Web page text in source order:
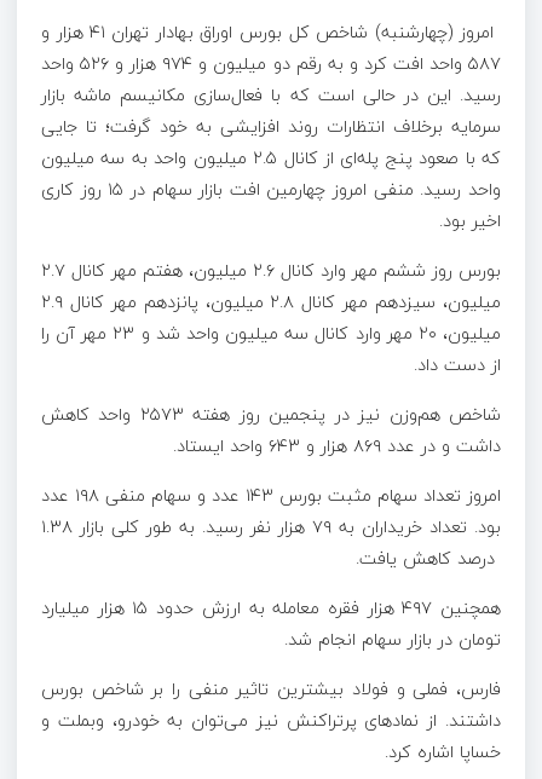
امروز (چهارشنبه) شاخص کل بورس اوراق بهادار تهران ۴۱ هزار و
۵۸۷ واحد افت کرد و به رقم دو میلیون و ۹۷۴ هزار و ۵۲۶ واحد
رسید. این در حالی است که با فعال‌سازی مکانیسم ماشه بازار
سرمایه برخلاف انتظارات روند افزایشی به خود گرفت؛ تا جایی
که با صعود پنج پله‌ای از کانال ۲.۵ میلیون واحد به سه میلیون
واحد رسید. منفی امروز چهارمین افت بازار سهام در ۱۵ روز کاری
اخیر بود.
بورس روز ششم مهر وارد کانال ۲.۶ میلیون، هفتم مهر کانال ۲.۷
میلیون، سیزدهم مهر کانال ۲.۸ میلیون، پانزدهم مهر کانال ۲.۹
میلیون، ۲۰ مهر وارد کانال سه میلیون واحد شد و ۲۳ مهر آن را
از دست داد.
شاخص هم‌وزن نیز در پنجمین روز هفته ۲۵۷۳ واحد کاهش
داشت و در عدد ۸۶۹ هزار و ۶۴۳ واحد ایستاد.
امروز تعداد سهام مثبت بورس ۱۴۳ عدد و سهام منفی ۱۹۸ عدد
بود. تعداد خریداران به ۷۹ هزار نفر رسید. به طور کلی بازار ۱.۳۸
درصد کاهش یافت.
همچنین ۴۹۷ هزار فقره معامله به ارزش حدود ۱۵ هزار میلیارد
تومان در بازار سهام انجام شد.
فارس، فملی و فولاد بیشترین تاثیر منفی را بر شاخص بورس
داشتند. از نمادهای پرتراکنش نیز می‌توان به خودرو، وبملت و
خساپا اشاره کرد.